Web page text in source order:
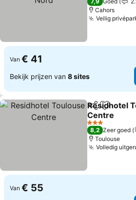
Cahors
Veilig
Van € 41
Bekijk prijzen van 8 sites
Delen
Residhotel
Centre
Prijzen
3 Sterren
8,2 Zeer goed
Toulouse
Volledig
Van € 55